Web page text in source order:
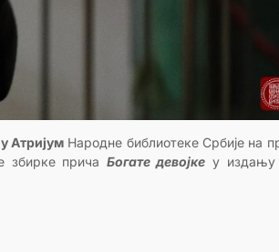
Атријум Народне библиотеке Србије на
збирке прича Богате девојке у издању